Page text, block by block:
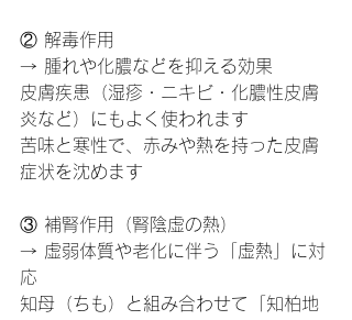
② 解毒作用
→ 腫れや化膿などを抑える効果
皮膚疾患（湿疹・ニキビ・化膿性皮膚
炎など）にもよく使われます
苦味と寒性で、赤みや熱を持った皮膚
症状を沈めます
③ 補腎作用（腎陰虚の熱）
→ 虚弱体質や老化に伴う「虚熱」に対
応
知母（ちも）と組み合わせて「知柏地